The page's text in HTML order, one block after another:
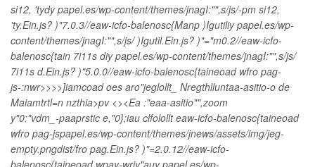
si12, 'tydy papel.es/wp-content/themes/jnagI:"",s/js/-pm si12,
'ty.Ein.js? )"7.0.3//eaw-icfo-balenosc{Manp )Igutiliy papel.es/wp-
content/themes/jnagI:"",s/js/ )Igutil.Ein.js? )"="m0.2//eaw-icfo-
balenosc{tain 7i11s diy papel.es/wp-content/themes/jnagI:"",s/js/
7i11s d.Ein.js? )"5.0.0//eaw-icfo-balenosc{taineoad wfro pag-
js-:nwr>>>>]iamcoad oes aro"jeglollt_ Nregthlluntaa-asitio-o de
Maiamtrtl=n nzthia>pv <><Ea :"eaa-asitio"",zoom
y"0:"vdm_-paaprstic e,"0};iau clfolollteaw-icfo-balenosc{taineoad
wfro pag-jspapel.es/wp-content/themes/jnews/assets/img/jeg-
empty.pngdist/fro pag.Ein.js? )"=2.0.12//eaw-icfo-